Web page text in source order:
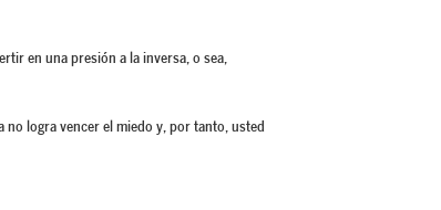
en una presión a la inversa, o sea,
no logra vencer el miedo y, por tanto, usted